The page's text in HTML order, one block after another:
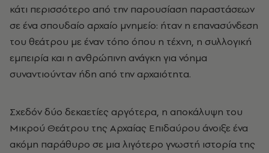
κάτι περισσότερο από την παρουσίαση παραστάσεων
σε ένα σπουδαίο αρχαίο μνημείο: ήταν η επανασύνδεση
του θεάτρου με έναν τόπο όπου η τέχνη, η συλλογική
εμπειρία και η ανθρώπινη ανάγκη για νόημα
συναντιούνταν ήδη από την αρχαιότητα.
Σχεδόν δύο δεκαετίες αργότερα, η αποκάλυψη του
Μικρού Θεάτρου της Αρχαίας Επιδαύρου άνοιξε ένα
ακόμη παράθυρο σε μια λιγότερο γνωστή ιστορία της